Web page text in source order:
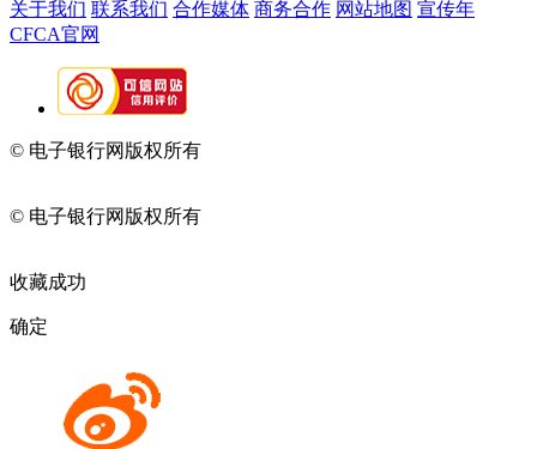
关于我们 联系我们 合作媒体 商务合作 网站地图 宣传年
CFCA官网
© 电子银行网版权所有
© 电子银行网版权所有
收藏成功
确定